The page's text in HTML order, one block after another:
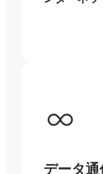
データ